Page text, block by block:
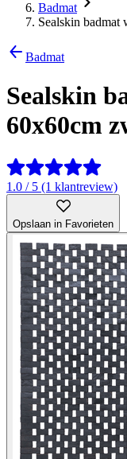
Badmat
Sealskin
Badmat
Sealskin
60x60cm
1.0 / 5 (1 klantreview)
Opslaan in Favorieten